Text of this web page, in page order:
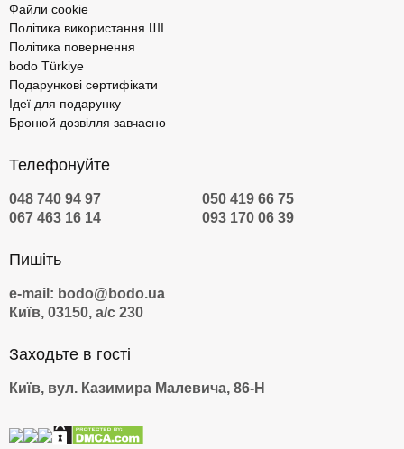
Файли cookie
Політика використання ШІ
Політика повернення
bodo Türkiye
Подарункові сертифікати
Ідеї для подарунку
Бронюй дозвілля завчасно
Телефонуйте
048 740 94 97
050 419 66 75
067 463 16 14
093 170 06 39
Пишіть
e-mail: bodo@bodo.ua
Київ, 03150, а/с 230
Заходьте в гості
Київ, вул. Казимира Малевича, 86-Н